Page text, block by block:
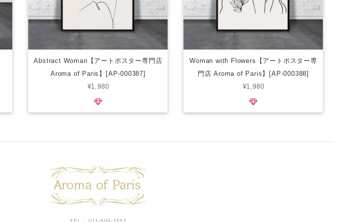
Abstract Woman【アートポスター専門店
Aroma of Paris】[AP-000387]
¥1,980
Woman with Flowers【アートポスター専
門店 Aroma of Paris】[AP-000388]
¥1,980
TEL： 011-500-2252